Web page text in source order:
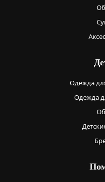
Одежда
Одежда